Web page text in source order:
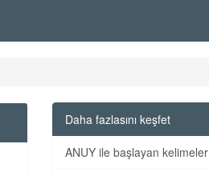
Daha fazlasını keşfet
ANUY ile başlayan kelimeler